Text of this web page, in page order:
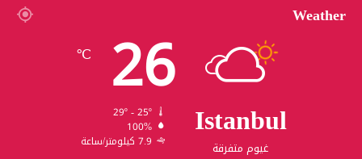
Weather
Istanbul
غيوم متفرقة
26
℃
29º - 25º
100%
7.9 كيلومتر/ساعة